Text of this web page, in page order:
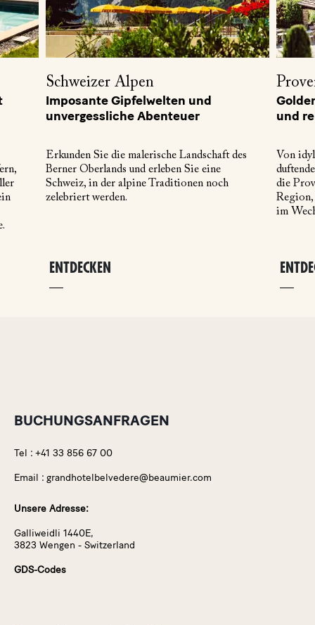
Schweizer Alpen
Imposante Gipfelwelten und
unvergessliche Abenteuer
Erkunden Sie die malerische Landschaft des
Berner Oberlands und erleben Sie eine
Schweiz, in der alpine Traditionen noch
zelebriert werden.
ENTDECKEN
und
Von
die
Region,
im
BUCHUNGSANFRAGEN
Tel : +41 33 856 67 00
Email : grandhotelbelvedere@beaumier.com
Unsere Adresse:
Galliweidli 1440E,
3823 Wengen - Switzerland
GDS-Codes